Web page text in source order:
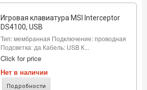
Игровая клавиатура MSI Interceptor
DS4100, USB
Тип: мембранная Подключение: проводная
Подсветка: да Кабель: USB К...
Click for price
Нет в наличии
Подробности